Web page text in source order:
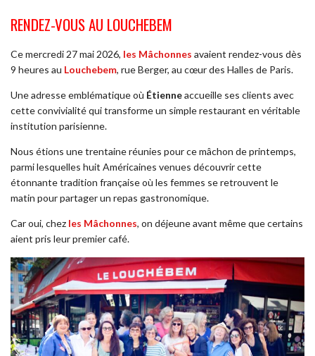
RENDEZ-VOUS AU LOUCHEBEM
Ce mercredi 27 mai 2026, les Mâchonnes avaient rendez-vous dès
9 heures au Louchebem, rue Berger, au cœur des Halles de Paris.
Une adresse emblématique où Étienneaccueille ses clients avec
cette convivialité qui transforme un simple restaurant en véritable
institution parisienne.
Nous étions une trentaine réunies pour ce mâchon de printemps,
parmi lesquelles huit Américaines venues découvrir cette
étonnante tradition française où les femmes se retrouvent le
matin pour partager un repas gastronomique.
Car oui, chez les Mâchonnes, on déjeune avant même que certains
aient pris leur premier café.